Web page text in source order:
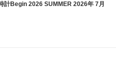
計Begin 2026 SUMMER 2026年 7月